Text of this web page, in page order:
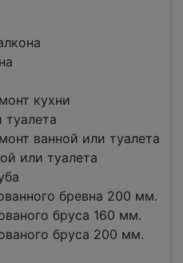
кухни
туалета
ванной или туалета
или туалета
бревна 200 мм.
бруса 160 мм.
бруса 200 мм.